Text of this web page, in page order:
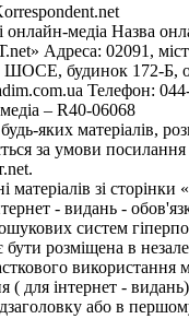
онлайн-медіа Назва
Адреса: 02091,
будинок 172-Б,
Телефон:
– R40-06068
яких матеріалів,
за умови посилання
матеріалів зі
- видань -
систем
розміщена в
використання
( для інтернет -
або в